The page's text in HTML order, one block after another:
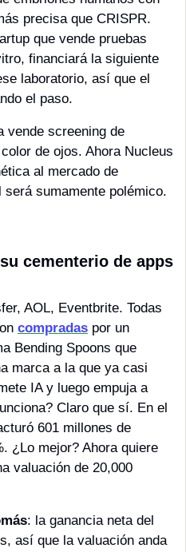
precisa que CRISPR.
que vende pruebas
financiará la siguiente
laboratorio, así que el
el paso.
vende screening de
de ojos. Ahora Nucleus
al mercado de
sumamente polémico.
cementerio de apps
AOL, Eventbrite. Todas
compradas por un
Bending Spoons que
marca a la que ya casi
IA y luego empuja a
Claro que sí. En el
601 millones de
¿Lo mejor? Ahora quiere
valuación de 20,000
: la ganancia neta del
así que la valuación anda